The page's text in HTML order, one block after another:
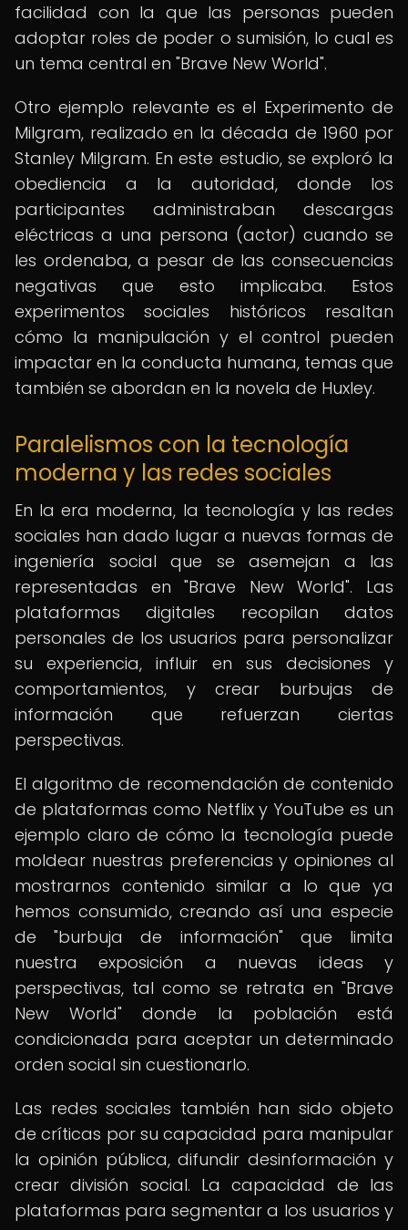
facilidad con la que las personas pueden
adoptar roles de poder o sumisión, lo cual es
un tema central en "Brave New World".
Otro ejemplo relevante es el Experimento de
Milgram, realizado en la década de 1960 por
Stanley Milgram. En este estudio, se exploró la
obediencia a la autoridad, donde los
participantes administraban descargas
eléctricas a una persona (actor) cuando se
les ordenaba, a pesar de las consecuencias
negativas que esto implicaba. Estos
experimentos sociales históricos resaltan
cómo la manipulación y el control pueden
impactar en la conducta humana, temas que
también se abordan en la novela de Huxley.
Paralelismos con la tecnología
moderna y las redes sociales
En la era moderna, la tecnología y las redes
sociales han dado lugar a nuevas formas de
ingeniería social que se asemejan a las
representadas en "Brave New World". Las
plataformas digitales recopilan datos
personales de los usuarios para personalizar
su experiencia, influir en sus decisiones y
comportamientos, y crear burbujas de
información que refuerzan ciertas
perspectivas.
El algoritmo de recomendación de contenido
de plataformas como Netflix y YouTube es un
ejemplo claro de cómo la tecnología puede
moldear nuestras preferencias y opiniones al
mostrarnos contenido similar a lo que ya
hemos consumido, creando así una especie
de "burbuja de información" que limita
nuestra exposición a nuevas ideas y
perspectivas, tal como se retrata en "Brave
New World" donde la población está
condicionada para aceptar un determinado
orden social sin cuestionarlo.
Las redes sociales también han sido objeto
de críticas por su capacidad para manipular
la opinión pública, difundir desinformación y
crear división social. La capacidad de las
plataformas para segmentar a los usuarios y